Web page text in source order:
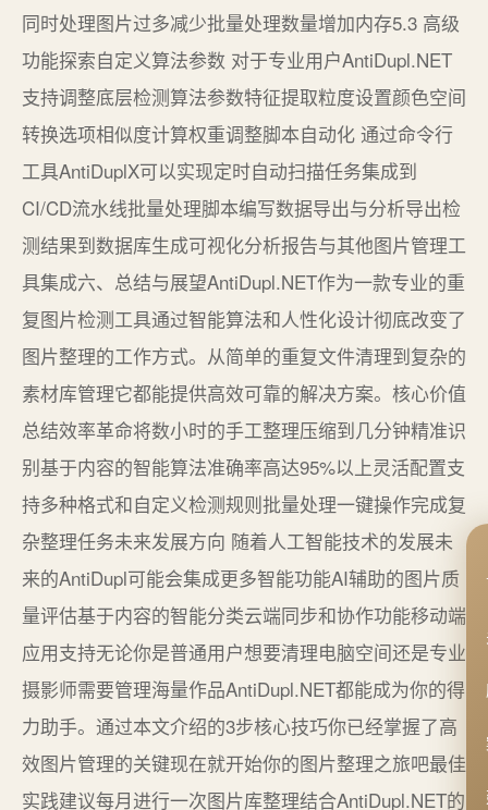
同时处理图片过多减少批量处理数量增加内存5.3 高级
功能探索自定义算法参数 对于专业用户AntiDupl.NET
支持调整底层检测算法参数特征提取粒度设置颜色空间
转换选项相似度计算权重调整脚本自动化 通过命令行
工具AntiDuplX可以实现定时自动扫描任务集成到
CI/CD流水线批量处理脚本编写数据导出与分析导出检
测结果到数据库生成可视化分析报告与其他图片管理工
具集成六、总结与展望AntiDupl.NET作为一款专业的重
复图片检测工具通过智能算法和人性化设计彻底改变了
图片整理的工作方式。从简单的重复文件清理到复杂的
素材库管理它都能提供高效可靠的解决方案。核心价值
总结效率革命将数小时的手工整理压缩到几分钟精准识
别基于内容的智能算法准确率高达95%以上灵活配置支
持多种格式和自定义检测规则批量处理一键操作完成复
杂整理任务未来发展方向 随着人工智能技术的发展未
来的AntiDupl可能会集成更多智能功能AI辅助的图片质
量评估基于内容的智能分类云端同步和协作功能移动端
应用支持无论你是普通用户想要清理电脑空间还是专业
摄影师需要管理海量作品AntiDupl.NET都能成为你的得
力助手。通过本文介绍的3步核心技巧你已经掌握了高
效图片管理的关键现在就开始你的图片整理之旅吧最佳
实践建议每月进行一次图片库整理结合AntiDupl.NET的